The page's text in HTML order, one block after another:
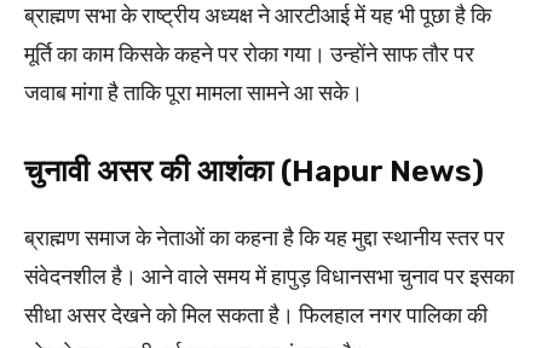
ब्राह्मण सभा के राष्ट्रीय अध्यक्ष ने आरटीआई में यह भी पूछा है कि
मूर्ति का काम किसके कहने पर रोका गया। उन्होंने साफ तौर पर
जवाब मांगा है ताकि पूरा मामला सामने आ सके।
चुनावी असर की आशंका (Hapur News)
ब्राह्मण समाज के नेताओं का कहना है कि यह मुद्दा स्थानीय स्तर पर
संवेदनशील है। आने वाले समय में हापुड़ विधानसभा चुनाव पर इसका
सीधा असर देखने को मिल सकता है। फिलहाल नगर पालिका की